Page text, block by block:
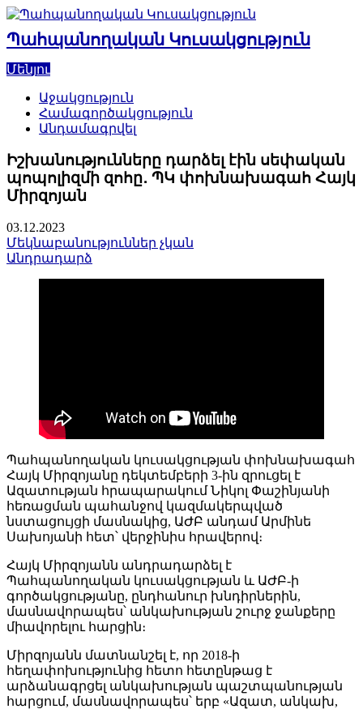
Skip
content
Պահպանողական Կուսակցություն
Մենյու
Աջակցություն
Համագործակցություն
Անդամագրվել
Իշխանությունները դարձել էին սեփական
պոպոլիզմի զոհը․ ՊԿ փոխնախագահ Հայկ
Միրզոյան
03.12.2023
Մեկնաբանություններ չկան
Անդրադարձ
Պահպանողական կուսակցության փոխնախագահ
Հայկ Միրզոյանը դեկտեմբերի 3-ին զրուցել է
Ազատության հրապարակում Նիկոլ Փաշինյանի
հեռացման պահանջով կազմակերպված
նստացույցի մասնակից, ԱԺԲ անդամ Արմինե
Սախոյանի հետ՝ վերջինիս հրավերով։
Հայկ Միրզոյանն անդրադարձել է
Պահպանողական կուսակցության և ԱԺԲ-ի
գործակցությանը, ընդհանուր խնդիրներին,
մասնավորապես՝ անկախության շուրջ ջանքերը
միավորելու հարցին։
Միրզոյանն մատնանշել է, որ 2018-ի
հեղափոխությունից հետո հետընթաց է
արձանագրցել անկախության պաշտպանության
հարցում, մասնավորապես՝ երբ «Ազատ, անկախ,